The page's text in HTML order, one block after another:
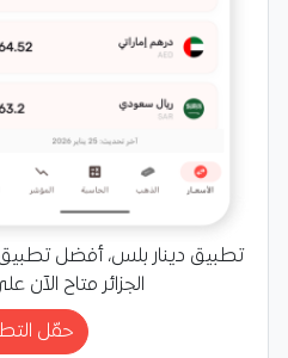
تطبيق دينار بلس، أفضل
الجزائر متاح
حمّل